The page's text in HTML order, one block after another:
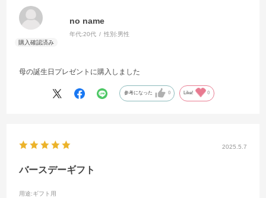
no name
年代:20代 性別:男性
母の誕生日プレゼントに購入しました
参考になった 0 Like! 0
2025.5.7
バースデーギフト
用途:ギフト用